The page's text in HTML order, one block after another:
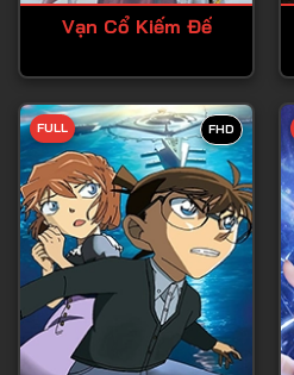
Tập 26
Tập 29
Tập 30
Tập 31
Tập 32
Tập 33
Tập 34
Vạn Cổ Kiếm Đế
FHD
FULL